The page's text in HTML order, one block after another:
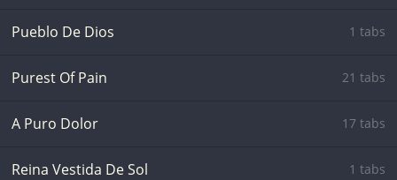
Pueblo De Dios 1 tabs
Purest Of Pain 21 tabs
A Puro Dolor 17 tabs
Reina Vestida De Sol 1 tabs